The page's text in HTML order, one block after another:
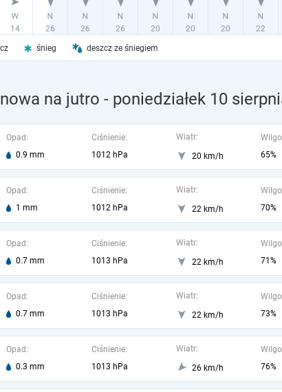
śnieg deszcz ze śniegiem
na jutro - poniedziałek 10
Opad:
0.9 mm
Ciśnienie:
1012 hPa
Wiatr:
20 km/h
65%
Opad:
1 mm
Ciśnienie:
1012 hPa
Wiatr:
22 km/h
70%
Opad:
0.7 mm
Ciśnienie:
1013 hPa
Wiatr:
22 km/h
71%
Opad:
0.7 mm
Ciśnienie:
1013 hPa
Wiatr:
22 km/h
73%
Opad:
0.3 mm
Ciśnienie:
1013 hPa
Wiatr:
26 km/h
76%